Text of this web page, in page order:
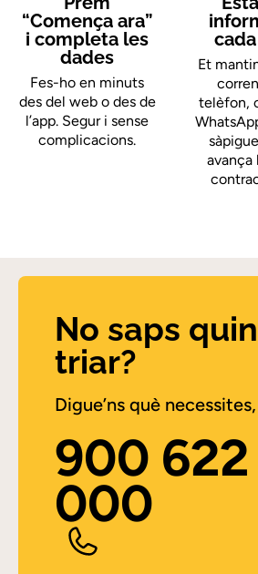
“Comença ara”
i completa les
dades
Fes-ho en minuts
des del web o des de
l’app. Segur i sense
complicacions.
Et
telèfon,
avança
No saps
triar?
Digue’ns què
900 622
000